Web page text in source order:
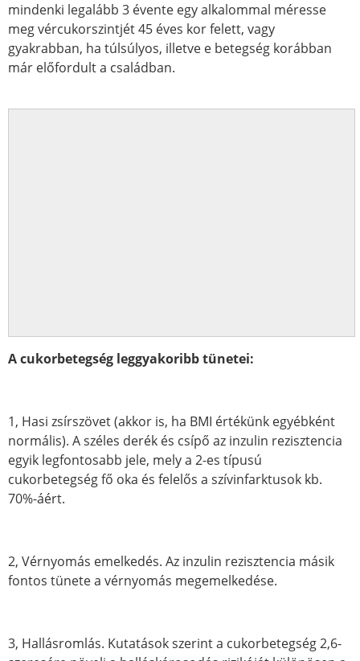
mindenki legalább 3 évente egy alkalommal méresse
meg vércukorszintjét 45 éves kor felett, vagy
gyakrabban, ha túlsúlyos, illetve e betegség korábban
már előfordult a családban.
A cukorbetegség leggyakoribb tünetei:
1, Hasi zsírszövet (akkor is, ha BMI értékünk egyébként
normális). A széles derék és csípő az inzulin rezisztencia
egyik legfontosabb jele, mely a 2-es típusú
cukorbetegség fő oka és felelős a szívinfarktusok kb.
70%-áért.
2, Vérnyomás emelkedés. Az inzulin rezisztencia másik
fontos tünete a vérnyomás megemelkedése.
3, Hallásromlás. Kutatások szerint a cukorbetegség 2,6-